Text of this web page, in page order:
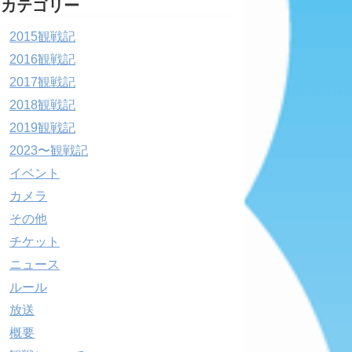
カテゴリー
2015観戦記
2016観戦記
2017観戦記
2018観戦記
2019観戦記
2023〜観戦記
イベント
カメラ
その他
チケット
ニュース
ルール
放送
概要